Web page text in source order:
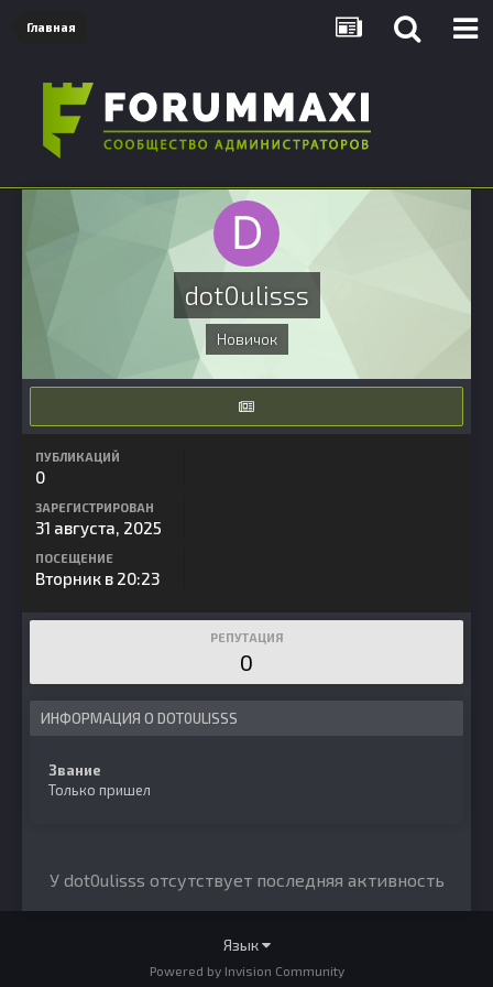
Главная
dot0ulisss
Новичок
ПУБЛИКАЦИЙ
0
ЗАРЕГИСТРИРОВАН
31 августа, 2025
ПОСЕЩЕНИЕ
Вторник в 20:23
РЕПУТАЦИЯ
0
ИНФОРМАЦИЯ О DOT0ULISSS
Звание
Только пришел
У dot0ulisss отсутствует последняя активность
Язык
Powered by Invision Community